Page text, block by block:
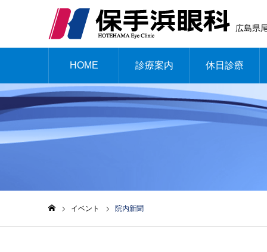
広島県
HOME 診療案内 休日診療
イベント 院内新聞